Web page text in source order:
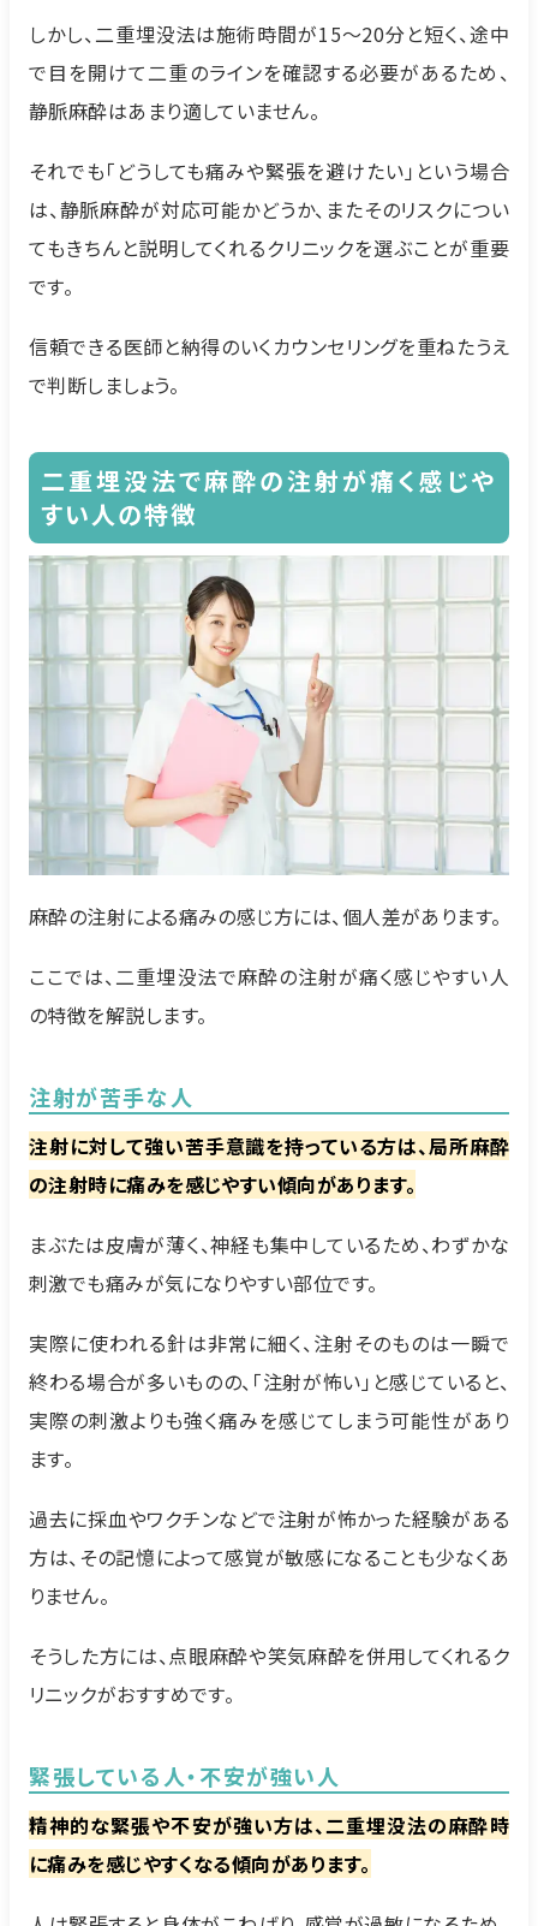
しかし、二重埋没法は施術時間が15～20分と短く、途中
で目を開けて二重のラインを確認する必要があるため、
静脈麻酔はあまり適していません。
それでも「どうしても痛みや緊張を避けたい」という場合
は、静脈麻酔が対応可能かどうか、またそのリスクについ
てもきちんと説明してくれるクリニックを選ぶことが重要
です。
信頼できる医師と納得のいくカウンセリングを重ねたうえ
で判断しましょう。
二重埋没法で麻酔の注射が痛く感じや
すい人の特徴
麻酔の注射による痛みの感じ方には、個人差があります。
ここでは、二重埋没法で麻酔の注射が痛く感じやすい人
の特徴を解説します。
注射が苦手な人
注射に対して強い苦手意識を持っている方は、局所麻酔
の注射時に痛みを感じやすい傾向があります。
まぶたは皮膚が薄く、神経も集中しているため、わずかな
刺激でも痛みが気になりやすい部位です。
実際に使われる針は非常に細く、注射そのものは一瞬で
終わる場合が多いものの、「注射が怖い」と感じていると、
実際の刺激よりも強く痛みを感じてしまう可能性があり
ます。
過去に採血やワクチンなどで注射が怖かった経験がある
方は、その記憶によって感覚が敏感になることも少なくあ
りません。
そうした方には、点眼麻酔や笑気麻酔を併用してくれるク
リニックがおすすめです。
緊張している人・不安が強い人
精神的な緊張や不安が強い方は、二重埋没法の麻酔時
に痛みを感じやすくなる傾向があります。